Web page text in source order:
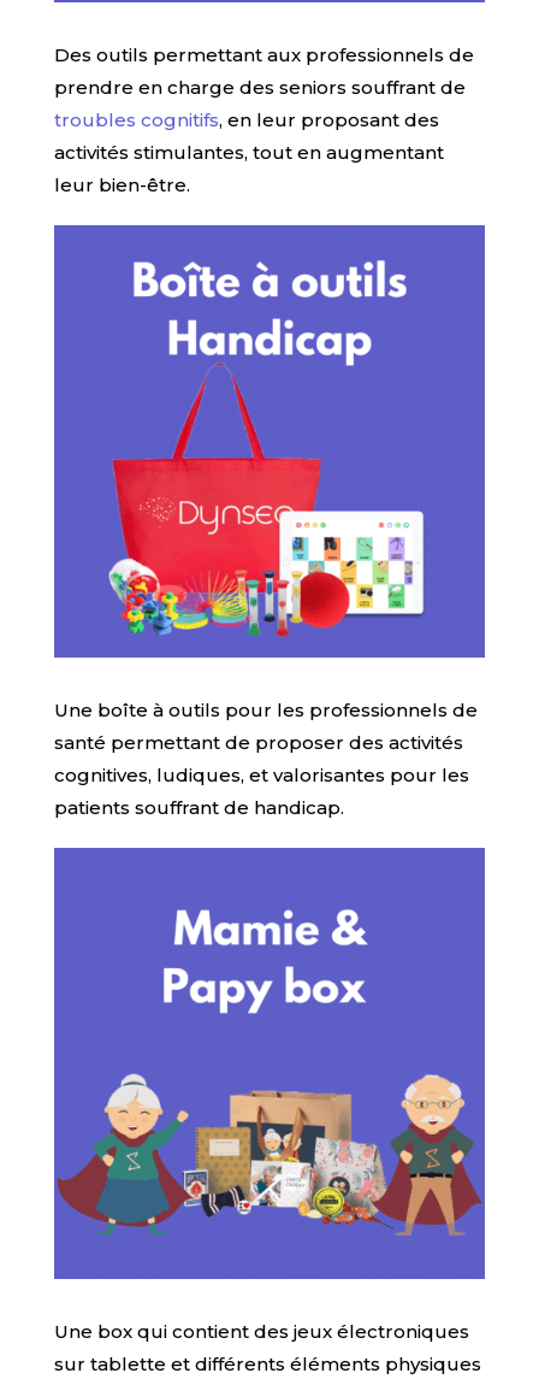
Des outils permettant aux professionnels de
prendre en charge des seniors souffrant de
troubles cognitifs, en leur proposant des
activités stimulantes, tout en augmentant
leur bien-être.
Une boîte à outils pour les professionnels de
santé permettant de proposer des activités
cognitives, ludiques, et valorisantes pour les
patients souffrant de handicap.
Une box qui contient des jeux électroniques
sur tablette et différents éléments physiques